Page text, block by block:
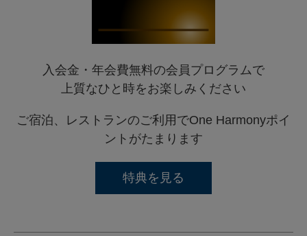
入会金・年会費無料の会員プログラムで
上質なひと時をお楽しみください
ご宿泊、レストランのご利用でOne Harmonyポイ
ントがたまります
特典を見る